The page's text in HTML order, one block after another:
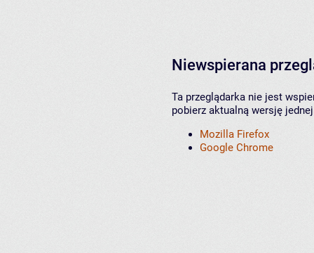
Niewspierana
Ta przeglądarka nie jest
pobierz aktualną wersję
Mozilla Firefox
Google Chrome